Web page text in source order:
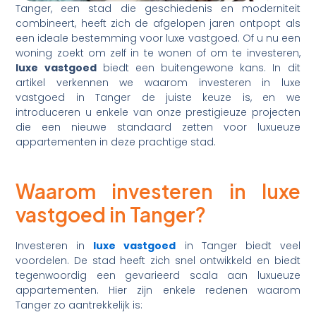
Tanger, een stad die geschiedenis en moderniteit
combineert, heeft zich de afgelopen jaren ontpopt als
een ideale bestemming voor luxe vastgoed. Of u nu een
woning zoekt om zelf in te wonen of om te investeren,
luxe vastgoedbiedt een buitengewone kans. In dit
artikel verkennen we waarom investeren in luxe
vastgoed in Tanger de juiste keuze is, en we
introduceren u enkele van onze prestigieuze projecten
die een nieuwe standaard zetten voor luxueuze
appartementen in deze prachtige stad.
Waarom investeren in luxe
vastgoed in Tanger?
Investeren in luxe vastgoed
in Tanger biedt veel
voordelen. De stad heeft zich snel ontwikkeld en biedt
tegenwoordig een gevarieerd scala aan luxueuze
appartementen. Hier zijn enkele redenen waarom
Tanger zo aantrekkelijk is: